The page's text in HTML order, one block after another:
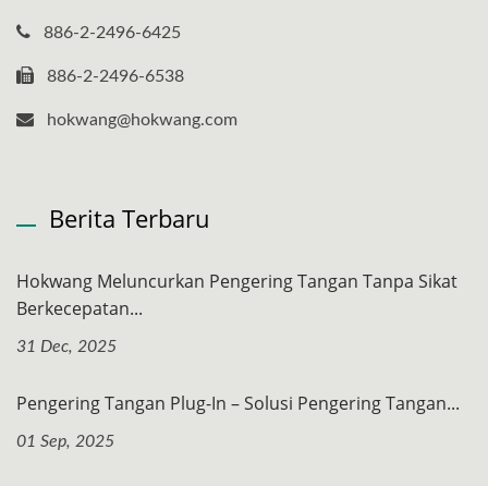
886-2-2496-6425
886-2-2496-6538
hokwang@hokwang.com
Berita Terbaru
Hokwang Meluncurkan Pengering Tangan Tanpa Sikat
Berkecepatan...
31 Dec, 2025
Pengering Tangan Plug-In – Solusi Pengering Tangan...
01 Sep, 2025